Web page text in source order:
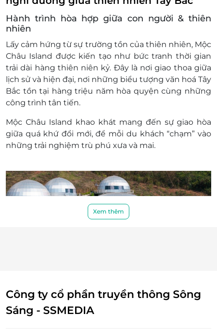
Coupon
E-Voucher/E-Coupon không có giá trị quy đổi
Không áp dụng đồng thời với chương trình
khuyến mại khác
Hành trình hòa hợp giữa con người & thiên
nhiên
Lấy cảm hứng từ sự trường tồn của thiên nhiên, Mộc
Châu Island được kiến tạo như bức tranh thời gian
trải dài hàng thiên niên kỷ. Đây là nơi giao thoa giữa
lịch sử và hiện đại, nơi những biểu tượng văn hoá Tây
Bắc tồn tại hàng triệu năm hòa quyện cùng những
công trình tân tiến.
Mộc Châu Island khao khát mang đến sự giao hòa
giữa quá khứ đổi mới, để mỗi du khách “chạm” vào
những trải nghiệm trù phú xưa và mai.
Xem thêm
Công ty cổ phần truyền thông Sông
Sáng - SSMEDIA